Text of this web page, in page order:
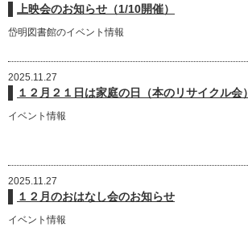
上映会のお知らせ（1/10開催）
岱明図書館のイベント情報
2025.11.27
１２月２１日は家庭の日（本のリサイクル会）
イベント情報
2025.11.27
１２月のおはなし会のお知らせ
イベント情報